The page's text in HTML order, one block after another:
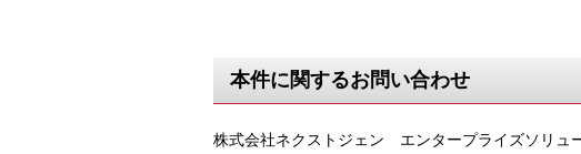
本件に関するお問い合わせ
株式会社ネクストジェン エンタープライズソリュ